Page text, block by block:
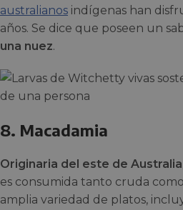
australianos indígenas han
años. Se dice que poseen un
una nuez.
8. Macadamia
Originaria del este de Australia
es consumida tanto cruda
amplia variedad de platos,